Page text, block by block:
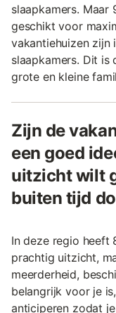
slaapkamers. Maar
geschikt voor
vakantiehuizen zijn
slaapkamers. Dit is
grote en kleine
Zijn de
een goed
uitzicht wilt
buiten tijd
In deze regio heeft
prachtig uitzicht,
meerderheid,
belangrijk voor je
anticiperen zodat